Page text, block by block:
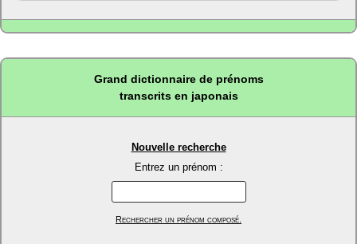
Grand dictionnaire de prénoms
transcrits en japonais
Nouvelle recherche
Entrez un prénom :
Rechercher un prénom composé.